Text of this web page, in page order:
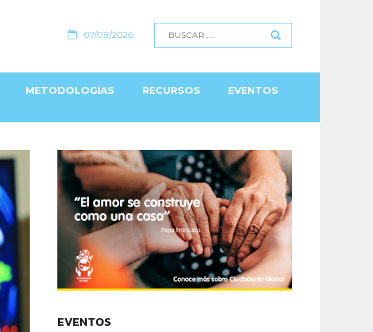
07/08/2026
METODOLOGÍAS RECURSOS EVENTOS
EVENTOS